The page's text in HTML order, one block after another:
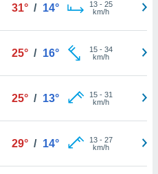
31° / 14° 13- 25
km/h
25° / 16° 15- 34
km/h
25° / 13° 15- 31
km/h
29° / 14° 13- 27
km/h